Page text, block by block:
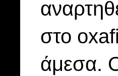
στο
άμεσα.